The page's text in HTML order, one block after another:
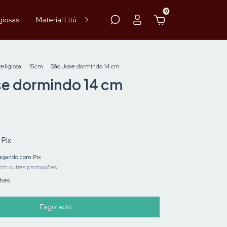
Material Litúrgico Paramentos
0
. 15cm . São Jose dormindo 14 cm
dormindo 14 cm
Pix
com Pix
outras promoções